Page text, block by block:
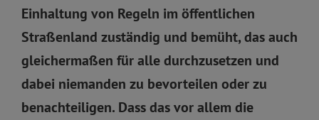
Einhaltung von Regeln im öffentlichen
Straßenland zuständig und bemüht, das auch
gleichermaßen für alle durchzusetzen und
dabei niemanden zu bevorteilen oder zu
benachteiligen. Dass das vor allem die